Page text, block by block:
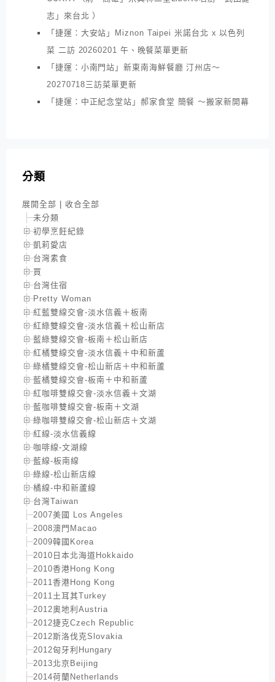
志」來台北 ）
「捷運：大安站」Miznon Taipei 米諾台北 x 以色列
菜 二訪 20260201 午、晚餐菜單更新
「捷運：小南門站」新東南海鮮餐廳 汀州店～
20270718三訪菜單更新
「捷運：中正紀念堂站」郝家食堂 簡餐 ～搬家新開幕
分類
展開全部 | 收合全部
未分類
初學烹飪紀錄
凱莉愛店
台灣素食
買
台灣住宿
Pretty Woman
紅藍雙線交會-淡水信義＋板南
紅綠雙線交會-淡水信義＋松山新店
藍綠雙線交會-板南＋松山新店
紅橘雙線交會-淡水信義＋中和新蘆
綠橘雙線交會-松山新店＋中和新蘆
藍橘雙線交會-板南＋中和新蘆
紅咖啡雙線交會-淡水信義＋文湖
藍咖啡雙線交會-板南＋文湖
綠咖啡雙線交會-松山新店＋文湖
紅線-淡水信義線
咖啡線-文湖線
藍線-板南線
綠線-松山新店線
橘線-中和新蘆線
台灣Taiwan
2007美國 Los Angeles
2008澳門Macao
2009韓國Korea
2010日本北海道Hokkaido
2010香港Hong Kong
2011香港Hong Kong
2011土耳其Turkey
2012奧地利Austria
2012捷克Czech Republic
2012斯洛伐克Slovakia
2012匈牙利Hungary
2013北京Beijing
2014荷蘭Netherlands